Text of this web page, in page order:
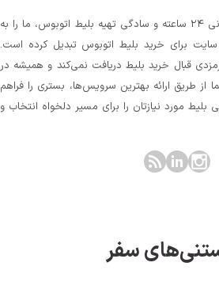
تمام این امکانات در کنار پشتیبانی‌ ۲۴ ساعته و سادگی تهیه بلیط اتوبوس، ما را به
برای خرید بلیط اتوبوس تبدیل کرده است.
شما هیچ کارمزدی قبال خرید بلیط دریافت نمی‌کند و همیشه در
طریق ارائه بهترین سرویس‌ها، بستری را فراهم
مورد نیازتان را برای مسیر دلخواه انتخاب و
سفر